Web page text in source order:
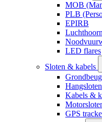
MOB
PLB
EPIRB
LED flares
Sloten & kabels
Hangsloten
Kabels &
GPS